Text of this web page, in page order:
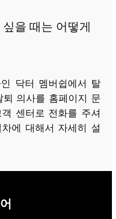
을 때는 어떻게
닥터 멤버쉽에서 탈
의사를 홈페이지 문
센터로 전화를 주셔
에 대해서 자세히 설